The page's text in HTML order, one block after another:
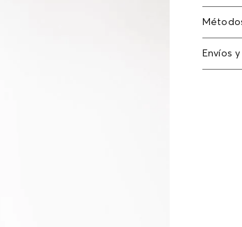
Otros:
Envíos
En